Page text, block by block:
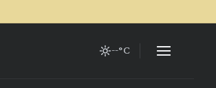
--°C